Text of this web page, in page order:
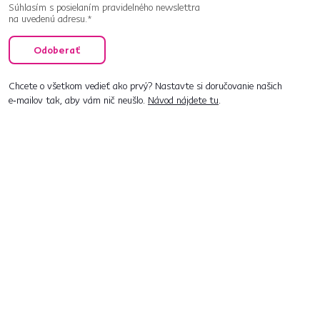
Súhlasím s posielaním pravidelného newslettra
na uvedenú adresu.*
Odoberať
Chcete o všetkom vedieť ako prvý? Nastavte si doručovanie našich
e‑mailov tak, aby vám nič neušlo. Návod nájdete tu.